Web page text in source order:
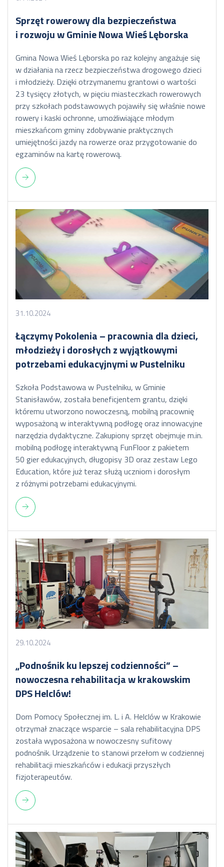
Sprzęt rowerowy dla bezpieczeństwa
i rozwoju w Gminie Nowa Wieś Lęborska
Gmina Nowa Wieś Lęborska po raz kolejny angażuje się
w działania na rzecz bezpieczeństwa drogowego dzieci
i młodzieży. Dzięki otrzymanemu grantowi o wartości
23 tysięcy złotych, w pięciu miasteczkach rowerowych
przy szkołach podstawowych pojawiły się właśnie nowe
rowery i kaski ochronne, umożliwiające młodym
mieszkańcom gminy zdobywanie praktycznych
umiejętności jazdy na rowerze oraz przygotowanie do
egzaminów na kartę rowerową.
31.10.2024
Łączymy Pokolenia – pracownia dla dzieci,
młodzieży i dorosłych z wyjątkowymi
potrzebami edukacyjnymi w Pustelniku
Szkoła Podstawowa w Pustelniku, w Gminie
Stanisławów, została beneficjentem grantu, dzięki
któremu utworzono nowoczesną, mobilną pracownię
wyposażoną w interaktywną podłogę oraz innowacyjne
narzędzia dydaktyczne. Zakupiony sprzęt obejmuje m.in.
mobilną podłogę interaktywną FunFloor z pakietem
50 gier edukacyjnych, długopisy 3D oraz zestaw Lego
Education, które już teraz służą uczniom i dorosłym
z różnymi potrzebami edukacyjnymi.
29.10.2024
„Podnośnik ku lepszej codzienności” –
nowoczesna rehabilitacja w krakowskim
DPS Helclów!
Dom Pomocy Społecznej im. L. i A. Helclów w Krakowie
otrzymał znaczące wsparcie – sala rehabilitacyjna DPS
została wyposażona w nowoczesny sufitowy
podnośnik. Urządzenie to stanowi przełom w codziennej
rehabilitacji mieszkańców i edukacji przyszłych
fizjoterapeutów.